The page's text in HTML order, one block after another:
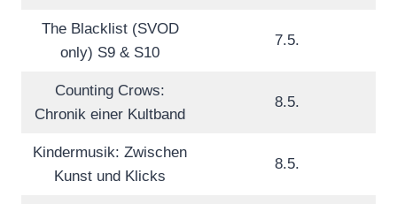
The Blacklist (SVOD
only) S9 & S10
7.5.
Counting Crows:
Chronik einer Kultband
8.5.
Kindermusik: Zwischen
Kunst und Klicks
8.5.